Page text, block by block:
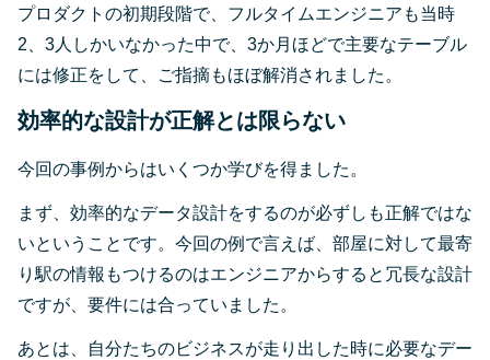
プロダクトの初期段階で、フルタイムエンジニアも当時
2、3人しかいなかった中で、3か月ほどで主要なテーブル
には修正をして、ご指摘もほぼ解消されました。
効率的な設計が正解とは限らない
今回の事例からはいくつか学びを得ました。
まず、効率的なデータ設計をするのが必ずしも正解ではな
いということです。今回の例で言えば、部屋に対して最寄
り駅の情報もつけるのはエンジニアからすると冗長な設計
ですが、要件には合っていました。
あとは、自分たちのビジネスが走り出した時に必要なデー